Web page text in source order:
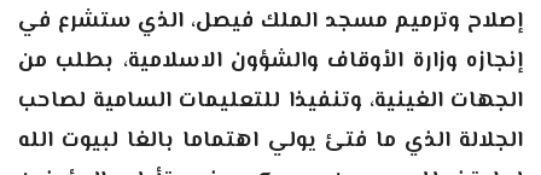
إصلاح وترميم مسجد الملك فيصل، الذي ستشرع في
إنجازه وزارة الأوقاف والشؤون الاسلامية، بطلب من
الجهات الغينية، وتنفيذا للتعليمات السامية لصاحب
الجلالة الذي ما فتئ يولي اهتماما بالغا لبيوت الله